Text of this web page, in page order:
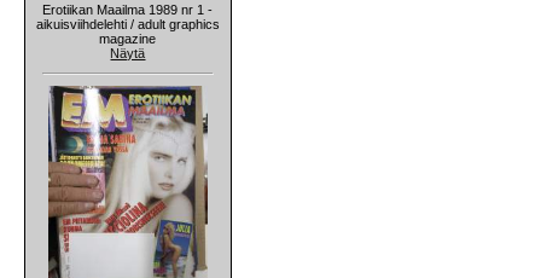
Erotiikan Maailma 1989 nr 1 -
aikuisviihdelehti / adult graphics
magazine
Näytä